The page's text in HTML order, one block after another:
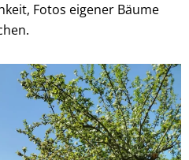
Fotos eigener Bäume